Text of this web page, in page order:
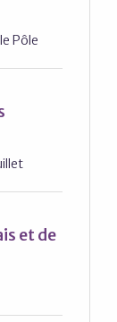
Pôle
et de